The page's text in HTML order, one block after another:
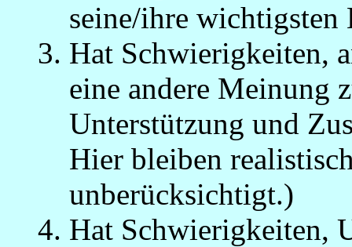
seine/ihre wichtigsten
Hat Schwierigkeiten,
eine andere Meinung
Unterstützung und
Hier bleiben
unberücksichtigt.)
Hat Schwierigkeiten,